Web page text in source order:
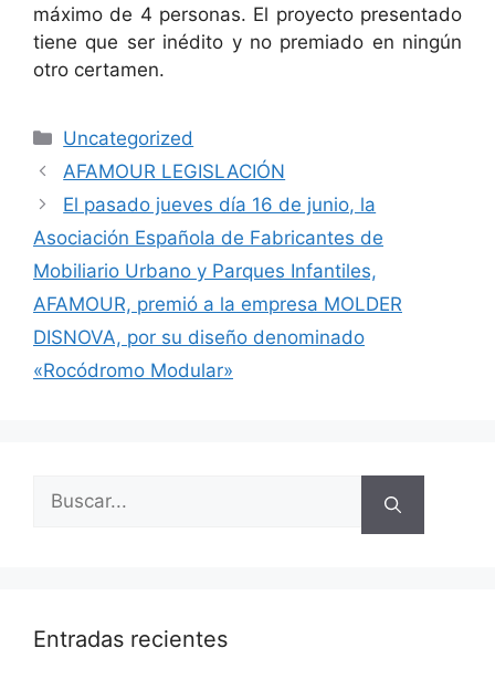
máximo de 4 personas. El proyecto presentado
tiene que ser inédito y no premiado en ningún
otro certamen.
Uncategorized
AFAMOUR LEGISLACIÓN
El pasado jueves día 16 de junio, la
Asociación Española de Fabricantes de
Mobiliario Urbano y Parques Infantiles,
AFAMOUR, premió a la empresa MOLDER
DISNOVA, por su diseño denominado
«Rocódromo Modular»
Entradas recientes